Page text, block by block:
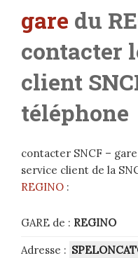
gare du
contacter
client
téléphone
contacter SNCF –
service client de la
REGINO :
GARE de : REGINO
Adresse :